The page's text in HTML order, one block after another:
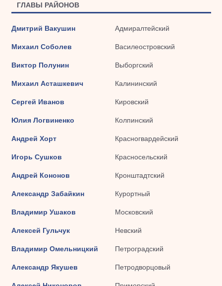
ГЛАВЫ РАЙОНОВ
Дмитрий Вакушин Адмиралтейский
Михаил Соболев Василеостровский
Виктор Полунин Выборгский
Михаил Асташкевич Калининский
Сергей Иванов Кировский
Юлия Логвиненко Колпинский
Андрей Хорт Красногвардейский
Игорь Сушков Красносельский
Андрей Кононов Кронштадтский
Александр Забайкин Курортный
Владимир Ушаков Московский
Алексей Гульчук Невский
Владимир Омельницкий Петроградский
Александр Якушев Петродворцовый